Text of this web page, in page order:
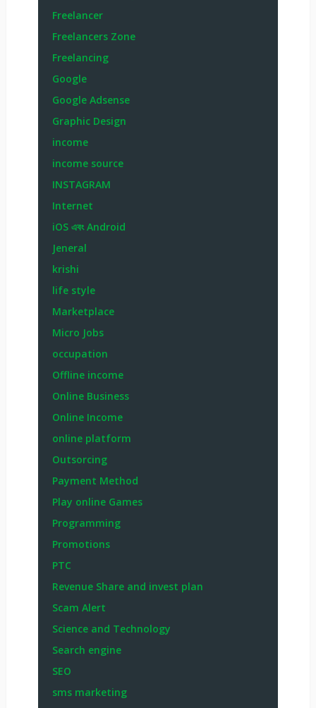
Freelancer
Freelancers Zone
Freelancing
Google
Google Adsense
Graphic Design
income
income source
INSTAGRAM
Internet
iOS এবং Android
Jeneral
krishi
life style
Marketplace
Micro Jobs
occupation
Offline income
Online Business
Online Income
online platform
Outsorcing
Payment Method
Play online Games
Programming
Promotions
PTC
Revenue Share and invest plan
Scam Alert
Science and Technology
Search engine
SEO
sms marketing